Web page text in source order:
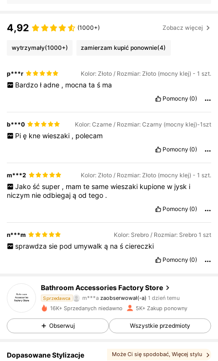
4,92 (1000+) Zobacz więcej
wytrzymały(1000+) zamierzam kupić ponownie(4)
p***r Kolor: Złoto / Rozmiar: Złoto (mocny klej) - 1 szt.
Bardzo ładne , mocna ta ś ma
Pomocny (0)
b***0 Kolor: Czarne / Rozmiar: Czarny (mocny klej)-1szt
Pi ę kne wieszaki , polecam
Pomocny (0)
m***2 Kolor: Złoto / Rozmiar: Złoto (mocny klej) - 1 szt.
Jako ść super , mam te same wieszaki kupione w jysk i
niczym nieodbiegająodtego .
Pomocny (0)
n***m Kolor: Srebro / Rozmiar: Srebro 1 szt
sprawdza sie pod umywalk ą na ś ciereczki
Pomocny (0)
Bathroom Accessories Factory Store
Sprzedawca
m***azaobserwował(-a)1 dzień temu
4,90
605 Obserwujący
605 Obserwujący
16K+ Sprzedanych niedawno 5K+ Zakup ponowny
Obserwuj Wszystkie przedmioty
Dopasowane Stylizacje Może Ci się spodobać, Więcej stylu